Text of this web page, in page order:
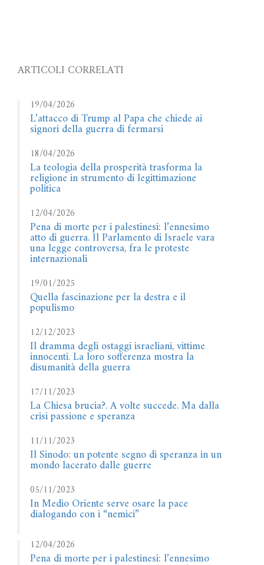
ARTICOLI CORRELATI
19/04/2026
L’attacco di Trump al Papa che chiede ai
signori della guerra di fermarsi
18/04/2026
La teologia della prosperità trasforma la
religione in strumento di legittimazione
politica
12/04/2026
Pena di morte per i palestinesi: l’ennesimo
atto di guerra. Il Parlamento di Israele vara
una legge controversa, fra le proteste
internazionali
19/01/2025
Quella fascinazione per la destra e il
populismo
12/12/2023
Il dramma degli ostaggi israeliani, vittime
innocenti. La loro sofferenza mostra la
disumanità della guerra
17/11/2023
La Chiesa brucia?. A volte succede. Ma dalla
crisi passione e speranza
11/11/2023
Il Sinodo: un potente segno di speranza in un
mondo lacerato dalle guerre
05/11/2023
In Medio Oriente serve osare la pace
dialogando con i “nemici”
12/04/2026
Pena di morte per i palestinesi: l’ennesimo